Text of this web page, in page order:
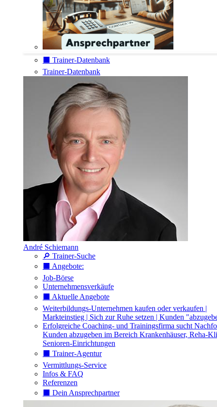
⬛️ Trainer-Datenbank
Trainer-Datenbank
André Schiemann
🔎 Trainer-Suche
⬛️ Angebote:
Job-Börse
Unternehmensverkäufe
⬛️ Aktuelle Angebote
Weiterbildungs-Unternehmen kaufen oder verkaufen |
Markteinstieg | Sich zur Ruhe setzen | Kunden
Erfolgreiche Coaching- und Trainingsfirma sucht
Kunden abzugeben im Bereich Krankenhäuser, Reha-
Senioren-Einrichtungen
⬛️ Trainer-Agentur
Vermittlungs-Service
Infos & FAQ
Referenzen
⬛️ Dein Ansprechpartner